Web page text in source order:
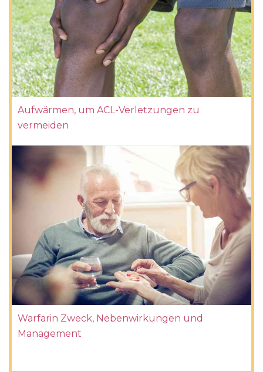
Aufwärmen, um ACL-Verletzungen zu
vermeiden
Warfarin Zweck, Nebenwirkungen und
Management